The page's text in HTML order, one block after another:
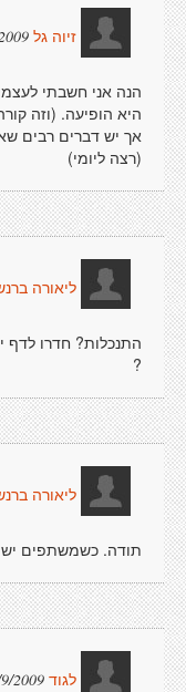
זיוה גל
הנה אני חשבתי
היא הופיעה. (וזה
אך יש דברים רבים
(רצה ליומי)
ליאורה
?
ליאורה
תודה. כשמשתפים
לגוד 17:37:12